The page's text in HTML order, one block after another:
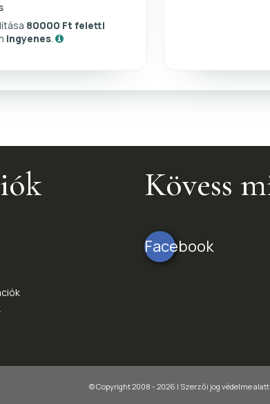
80000 Ft feletti
ingyenes.
Kövess
Facebook
© Copyright 2008 - 2026 | Szerzői jog védelme alatt